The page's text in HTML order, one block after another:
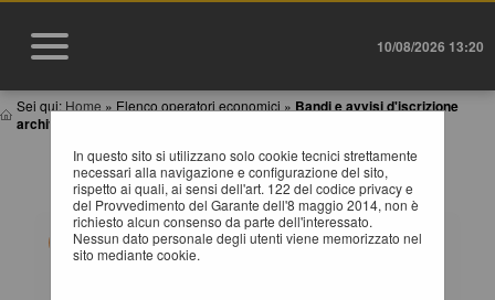
10/08/2026 13:20
Sei qui: Home » Elenco operatori economici » Bandi e avvisi d'iscrizione
archiviati
In questo sito si utilizzano solo cookie tecnici strettamente
necessari alla navigazione e configurazione del sito,
rispetto ai quali, ai sensi dell'art. 122 del codice privacy e
del Provvedimento del Garante dell'8 maggio 2014, non è
richiesto alcun consenso da parte dell'interessato.
Nessun dato personale degli utenti viene memorizzato nel
sito mediante cookie.
BANDI E AVVISI D'ISCRIZIONE ARCHIVIATI PER
ELENCHI OPERATORI ECONOMICI
Elenco dei bandi d'iscrizione archiviati per gli elenchi
operatori.